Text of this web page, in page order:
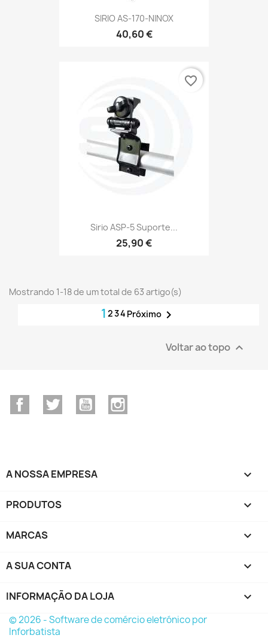
SIRIO AS-170-NINOX
40,60 €
Sirio ASP-5 Suporte...
25,90 €
favorite_border
Mostrando 1-18 de um total de 63 artigo(s)
1 234 Próximo 
Voltar ao topo 
FacebookTwitter YouTube
A NOSSA EMPRESA 
PRODUTOS 
MARCAS 
A SUA CONTA 
INFORMAÇÃO DA LOJA keyboard_arrow_down
© 2026 - Software de comércio eletrónico por
Inforbatista